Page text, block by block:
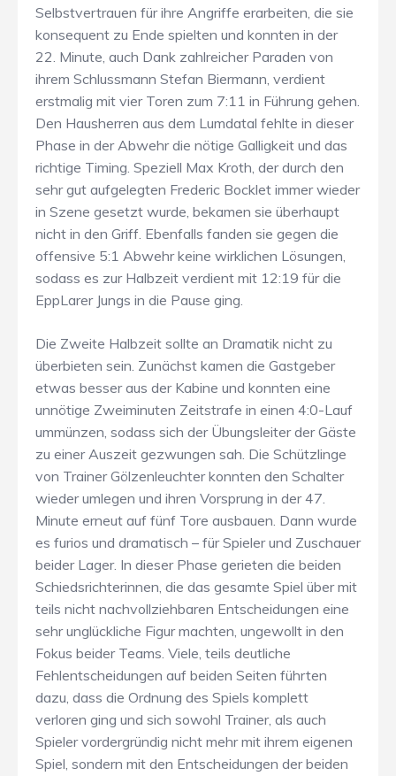
Selbstvertrauen für ihre Angriffe erarbeiten, die sie
konsequent zu Ende spielten und konnten in der
22. Minute, auch Dank zahlreicher Paraden von
ihrem Schlussmann Stefan Biermann, verdient
erstmalig mit vier Toren zum 7:11 in Führung gehen.
Den Hausherren aus dem Lumdatal fehlte in dieser
Phase in der Abwehr die nötige Galligkeit und das
richtige Timing. Speziell Max Kroth, der durch den
sehr gut aufgelegten Frederic Bocklet immer wieder
in Szene gesetzt wurde, bekamen sie überhaupt
nicht in den Griff. Ebenfalls fanden sie gegen die
offensive 5:1 Abwehr keine wirklichen Lösungen,
sodass es zur Halbzeit verdient mit 12:19 für die
EppLarer Jungs in die Pause ging.
Die Zweite Halbzeit sollte an Dramatik nicht zu
überbieten sein. Zunächst kamen die Gastgeber
etwas besser aus der Kabine und konnten eine
unnötige Zweiminuten Zeitstrafe in einen 4:0-Lauf
ummünzen, sodass sich der Übungsleiter der Gäste
zu einer Auszeit gezwungen sah. Die Schützlinge
von Trainer Gölzenleuchter konnten den Schalter
wieder umlegen und ihren Vorsprung in der 47.
Minute erneut auf fünf Tore ausbauen. Dann wurde
es furios und dramatisch – für Spieler und Zuschauer
beider Lager. In dieser Phase gerieten die beiden
Schiedsrichterinnen, die das gesamte Spiel über mit
teils nicht nachvollziehbaren Entscheidungen eine
sehr unglückliche Figur machten, ungewollt in den
Fokus beider Teams. Viele, teils deutliche
Fehlentscheidungen auf beiden Seiten führten
dazu, dass die Ordnung des Spiels komplett
verloren ging und sich sowohl Trainer, als auch
Spieler vordergründig nicht mehr mit ihrem eigenen
Spiel, sondern mit den Entscheidungen der beiden